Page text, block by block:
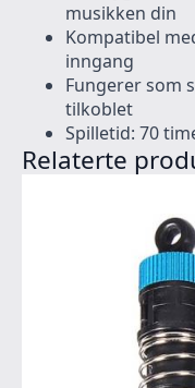
musikken din
Kompatibel
inngang
Fungerer som
tilkoblet
Spilletid: 70
Relaterte